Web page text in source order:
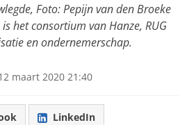
Foto: Pepijn van den Broeke
het consortium van Hanze, RUG
en ondernemerschap.
maart 2020 21:40
LinkedIn